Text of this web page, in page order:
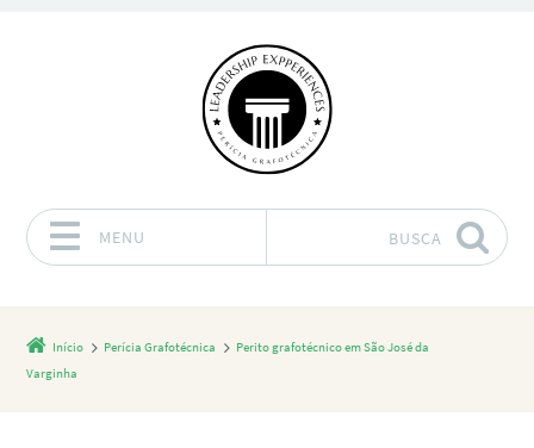
MENU BUSCA
Início Perícia Grafotécnica
Perito grafotécnico em São José da
Varginha